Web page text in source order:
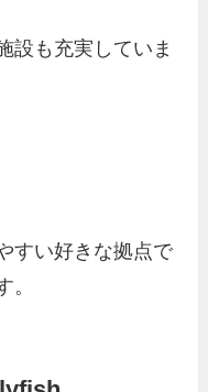
設も充実していま
すい好きな拠点で
。